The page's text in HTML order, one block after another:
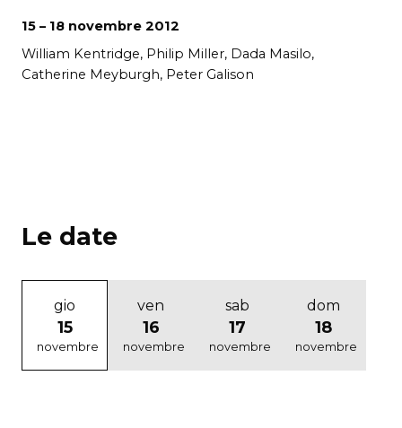
15 – 18 novembre 2012
William Kentridge, Philip Miller, Dada Masilo,
Catherine Meyburgh, Peter Galison
Le date
gio
15
novembre
ven
16
novembre
sab
17
novembre
dom
18
novembre